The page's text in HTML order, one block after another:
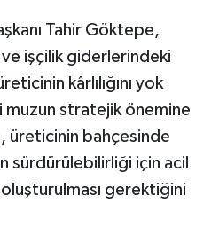
Tahir Göktepe,
işçilik giderlerindeki
kârlılığını yok
muzun stratejik önemine
üreticinin bahçesinde
sürdürülebilirliği için acil
gerektiğini